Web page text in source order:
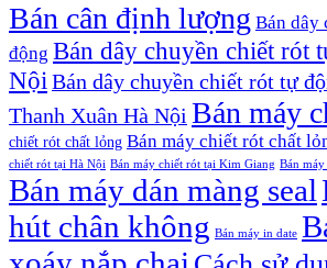
Bán cân định lượng Bán dây
động Bán dây chuyền chiết rót
NộiBán dây chuyền chiết rót tự
Thanh Xuân Hà Nội Bán máy
chiết rót chất lỏng Bán máy chiết rót chất
chiết rót tại Hà Nội Bán máy chiết rót tại Kim Giang Bán
Bán máy dán màng seal
hút chân không Bán máy in date